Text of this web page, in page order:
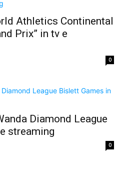
Athletics Continental
Prix” in tv e
0
Diamond League
streaming
0